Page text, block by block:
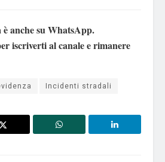
anche su WhatsApp.
iscriverti al canale e rimanere
Incidenti stradali